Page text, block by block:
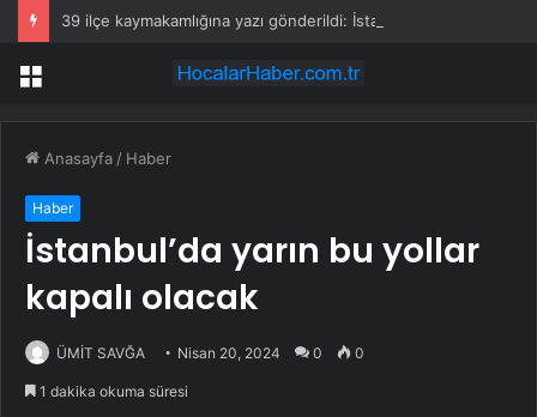
Menü
Anasayfa / Haber
Haber
İstanbul’da yarın bu yollar
kapalı olacak
ÜMİT SAVĞA Nisan 20, 2024 0 0
1 dakika okuma süresi